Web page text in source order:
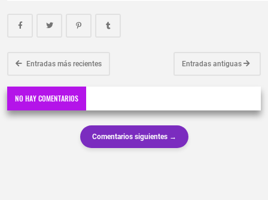
Entradas más recientes Entradas antiguas
NO HAY COMENTARIOS
Comentarios siguientes →